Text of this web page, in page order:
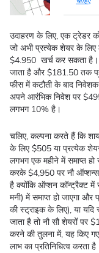
उदाहरण के लिए, एक ट्रेडर
जो अभी प्रत्येक शेयर के लिए
$4.950 खर्च कर सकता है।
जाता है और $181.50 तक
फीस में कटौती के बाद
अपने आरंभिक निवेश पर
लगभग 10% है।
चलिए, कल्पना करते हैं कि
के लिए $505 या प्रत्येक
लगभग एक महीने में समाप्त
करके $4,950 पर नौ
है क्योंकि ऑप्शन कॉन्ट्रैक्ट
मनी) में समाप्त हो जाएगा
की स्ट्राइक के लिए), या
जाता है तो नौ सौ शेयरों पर
करने की तुलना में, यह किए
लाभ का प्रतिनिधित्व करता